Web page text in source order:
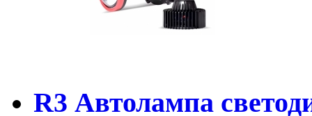
R3 Автолампа